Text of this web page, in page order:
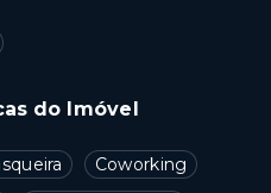
do Imóvel
Coworking